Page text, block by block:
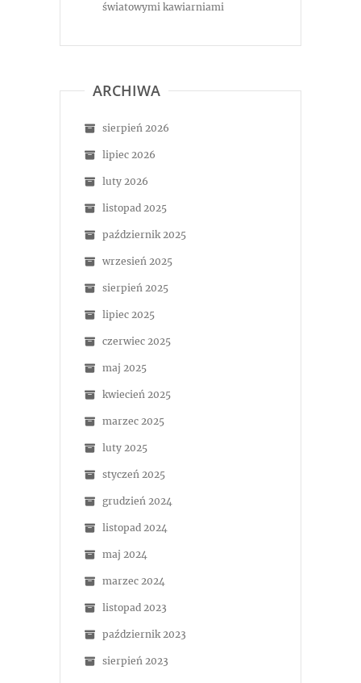
światowymi kawiarniami
ARCHIWA
sierpień 2026
lipiec 2026
luty 2026
listopad 2025
październik 2025
wrzesień 2025
sierpień 2025
lipiec 2025
czerwiec 2025
maj 2025
kwiecień 2025
marzec 2025
luty 2025
styczeń 2025
grudzień 2024
listopad 2024
maj 2024
marzec 2024
listopad 2023
październik 2023
sierpień 2023